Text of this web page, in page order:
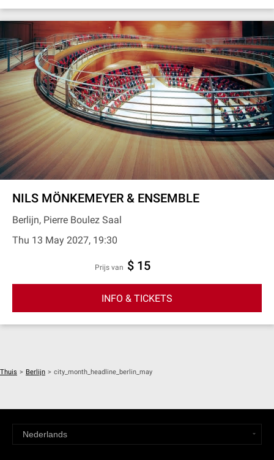
NILS MÖNKEMEYER & ENSEMBLE
Berlijn, Pierre Boulez Saal
Thu 13 May 2027, 19:30
prijs van $ 15
INFO & TICKETS
Thuis > Berlijn > city_month_headline_berlin_may